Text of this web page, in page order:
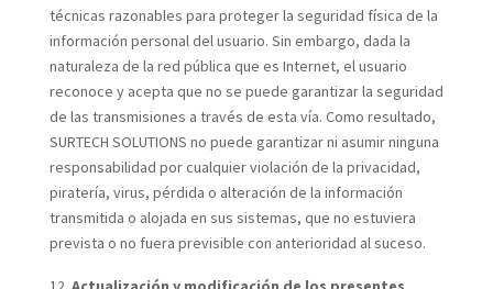
técnicas razonables para proteger la seguridad física de la
información personal del usuario. Sin embargo, dada la
naturaleza de la red pública que es Internet, el usuario
reconoce y acepta que no se puede garantizar la seguridad
de las transmisiones a través de esta vía. Como resultado,
SURTECH SOLUTIONS no puede garantizar ni asumir ninguna
responsabilidad por cualquier violación de la privacidad,
piratería, virus, pérdida o alteración de la información
transmitida o alojada en sus sistemas, que no estuviera
prevista o no fuera previsible con anterioridad al suceso.